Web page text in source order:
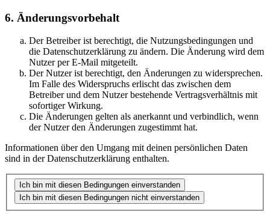
6. Änderungsvorbehalt
Der Betreiber ist berechtigt, die Nutzungsbedingungen und
die Datenschutzerklärung zu ändern. Die Änderung wird dem
Nutzer per E-Mail mitgeteilt.
Der Nutzer ist berechtigt, den Änderungen zu widersprechen.
Im Falle des Widerspruchs erlischt das zwischen dem
Betreiber und dem Nutzer bestehende Vertragsverhältnis mit
sofortiger Wirkung.
Die Änderungen gelten als anerkannt und verbindlich, wenn
der Nutzer den Änderungen zugestimmt hat.
Informationen über den Umgang mit deinen persönlichen Daten
sind in der Datenschutzerklärung enthalten.